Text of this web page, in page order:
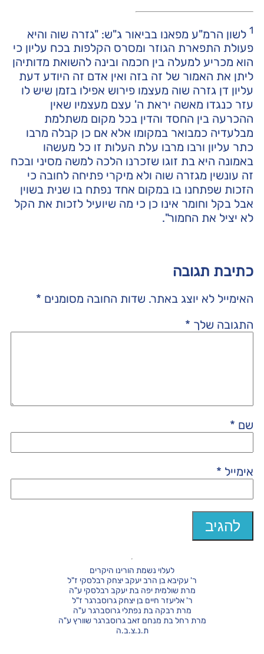
1לשון הרמ"ע מפאנו בביאור ג"ש: "גזרה שוה והיא
פעולת התפארת הגוזר ומסרס הקלפות בכח עליון כי
הוא מכריע למעלה בין חכמה ובינה להשואת מדותיהן
ליתן את האמור של זה בזה ואין אדם זה היודע דעת
עליון דן גזרה שוה מעצמו פירוש אפילו בזמן שיש לו
עזר כנגדו מאשה יראת ה' עצם מעצמיו שאין
ההכרעה בין החסד והדין בכל מקום משתלמת
מבלעדיה כמבואר במקומו אלא אם כן קבלה מרבו
כתר עליון ורבו מרבו עלת העלות זו כל מעשהו
באמונה היא בת זוגו שזכרנו הלכה למשה מסיני ובכח
זה עונשין מגזרה שוה ולא מיקרי פתיחה לחובה כי
הזכות שפתחנו בו במקום אחד נפתח בו שנית בשוין
אבל בקל וחומר אינו כן כי מה שיועיל לזכות את הקל
לא יציל את החמור".
כתיבת תגובה
האימייל לא יוצג באתר. שדות החובה מסומנים *
התגובה שלך *
שם *
אימייל *
לעלוי נשמת הורינו היקרים
ר' עקיבא בן הרב יעקב יצחק רבלסקי ז"ל
מרת שולמית יפה בת יעקב רבלסקי ע"ה
ר' אליעזר חיים בן יצחק גרוסברגר ז"ל
מרת רבקה בת נפתלי גרוסברגר ע"ה
מרת רחל בת מנחם זאב גרוסברגר שוורץ ע"ה
ת.נ.צ.ב.ה